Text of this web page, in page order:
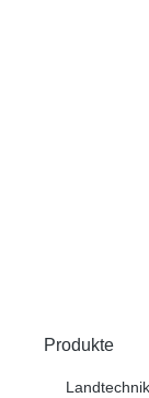
Produkte
Landtechnik